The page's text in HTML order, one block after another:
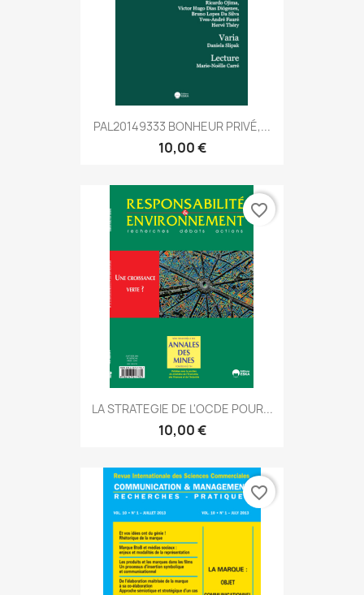
PAL20149333 BONHEUR PRIVÉ,...
10,00 €
LA STRATEGIE DE L'OCDE POUR...
10,00 €
favorite_border
favorite_border